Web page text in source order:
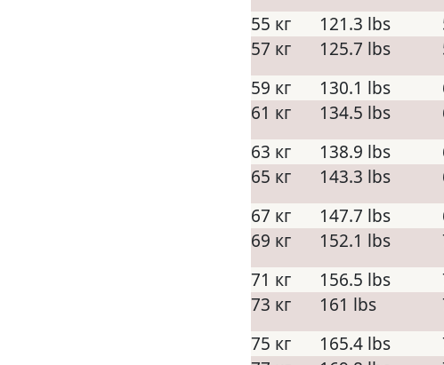
55 кг
121.3 lbs
57 кг
125.7 lbs
59 кг
130.1 lbs
61 кг
134.5 lbs
63 кг
138.9 lbs
65 кг
143.3 lbs
67 кг
147.7 lbs
69 кг
152.1 lbs
71 кг
156.5 lbs
73 кг
161 lbs
75 кг
165.4 lbs